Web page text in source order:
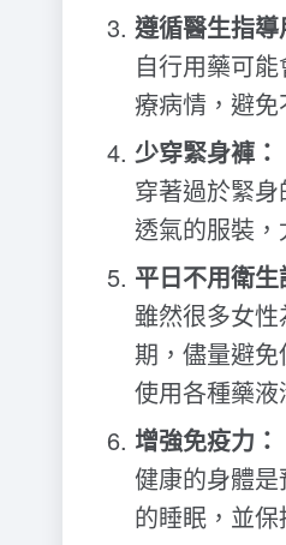
遵循醫生指導
自行用藥可
療病情，避免
少穿緊身褲：
穿著過於緊
透氣的服裝
平日不用衛生
雖然很多女
期，儘量避
使用各種藥
增強免疫力：
健康的身體
的睡眠，並